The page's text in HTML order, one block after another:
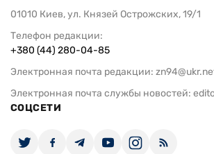
01010 Киев, ул. Князей Острожских, 19/1
Телефон редакции:
+380 (44) 280-04-85
Электронная почта редакции:
Электронная почта службы новостей:
СОЦСЕТИ